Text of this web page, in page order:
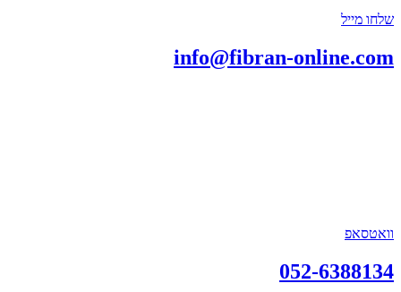
שלחו מייל
info@fibran-online.com
וואטסאפ
052-6388134